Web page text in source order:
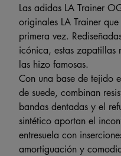
Las adidas LA Trainer
originales LA Trainer
primera vez.
icónica, estas zapatillas
las hizo famosas.
Con una base de tejido
de suede, combinan
bandas dentadas y el
sintético aportan el
entresuela con
amortiguación y